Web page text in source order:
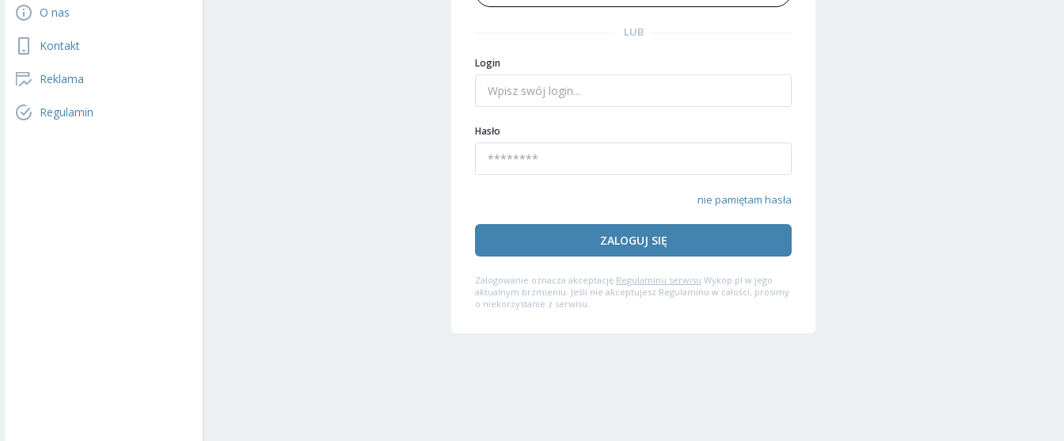
O nas
Kontakt
Reklama
Regulamin
LUB
Login
Hasło
nie pamiętam hasła
ZALOGUJ SIĘ
Zalogowanie oznacza akceptację Regulaminu serwisu Wykop.pl w jego
aktualnym brzmieniu. Jeśli nie akceptujesz Regulaminu w całości, prosimy
o niekorzystanie z serwisu.